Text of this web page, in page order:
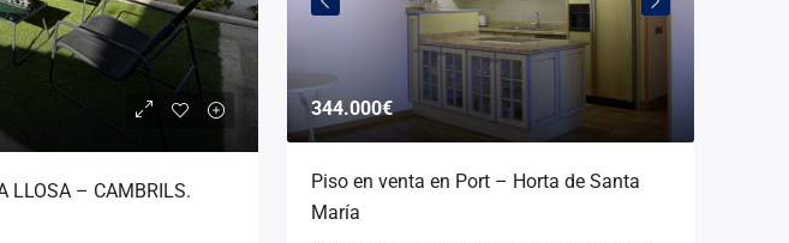
LLOSA – CAMBRILS.
(toda en una planta) –
344.000€
Piso en venta en Port – Horta de Santa
María